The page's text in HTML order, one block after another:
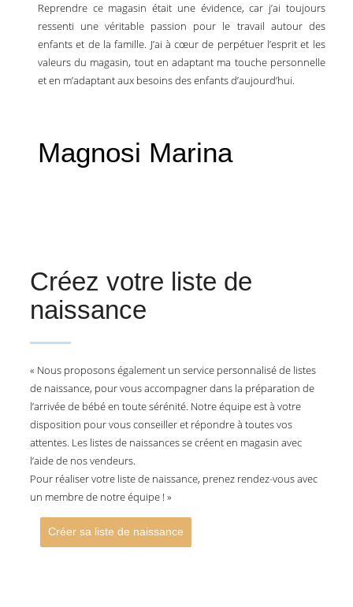
Reprendre ce magasin était une évidence, car j’ai toujours
ressenti une véritable passion pour le travail autour des
enfants et de la famille. J’ai à cœur de perpétuer l’esprit et les
valeurs du magasin, tout en adaptant ma touche personnelle
et en m’adaptant aux besoins des enfants d’aujourd’hui.
Magnosi Marina
Créez votre liste de
naissance
« Nous proposons également un service personnalisé de listes
de naissance, pour vous accompagner dans la préparation de
l’arrivée de bébé en toute sérénité. Notre équipe est à votre
disposition pour vous conseiller et répondre à toutes vos
attentes. Les listes de naissances se créent en magasin avec
l’aide de nos vendeurs.
Pour réaliser votre liste de naissance, prenez rendez-vous avec
un membre de notre équipe ! »
Créer sa liste de naissance